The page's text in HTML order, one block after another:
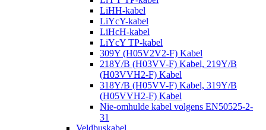
LiHH-kabel
LiYcY-kabel
LiHcH-kabel
LiYcY TP-kabel
309Y (H05V2V2-F) Kabel
218Y/B (H03VV-F) Kabel, 219Y/B
(H03VVH2-F) Kabel
318Y/B (H05VV-F) Kabel, 319Y/B
(H05VVH2-F) Kabel
Nie-omhulde kabel volgens EN50525-2-
31
Veldbuskabel